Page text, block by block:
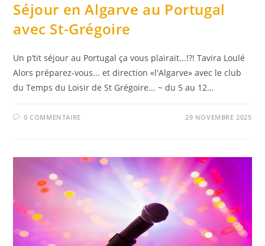
Séjour en Algarve au Portugal
avec St-Grégoire
Un p’tit séjour au Portugal ça vous plairait...!?! Tavira Loulé
Alors préparez-vous... et direction «l'Algarve» avec le club
du Temps du Loisir de St Grégoire... ~ du 5 au 12…
0 COMMENTAIRE 29 NOVEMBRE 2025